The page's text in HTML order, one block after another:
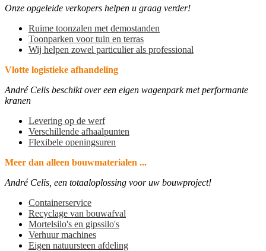
Onze opgeleide verkopers helpen u graag verder!
Ruime toonzalen met demostanden
Toonparken voor tuin en terras
Wij helpen zowel particulier als professional
Vlotte logistieke afhandeling
André Celis beschikt over een eigen wagenpark met performante
kranen
Levering op de werf
Verschillende afhaalpunten
Flexibele openingsuren
Meer dan alleen bouwmaterialen ...
André Celis, een totaaloplossing voor uw bouwproject!
Containerservice
Recyclage van bouwafval
Mortelsilo's en gipssilo's
Verhuur machines
Eigen natuursteen afdeling